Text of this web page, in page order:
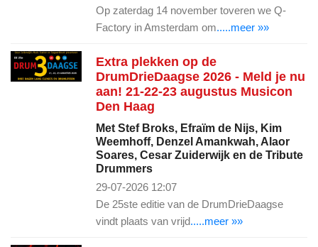
Op zaterdag 14 november toveren we Q-
Factory in Amsterdam om.....meer »»
Extra plekken op de
DrumDrieDaagse 2026 - Meld je nu
aan! 21-22-23 augustus Musicon
Den Haag
Met Stef Broks, Efraïm de Nijs, Kim
Weemhoff, Denzel Amankwah, Alaor
Soares, Cesar Zuiderwijk en de Tribute
Drummers
29-07-2026 12:07
De 25ste editie van de DrumDrieDaagse
vindt plaats van vrijd.....meer »»